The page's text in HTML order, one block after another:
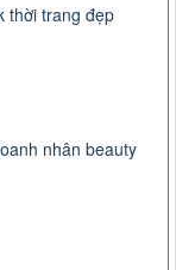
thời trang đẹp
nhân beauty